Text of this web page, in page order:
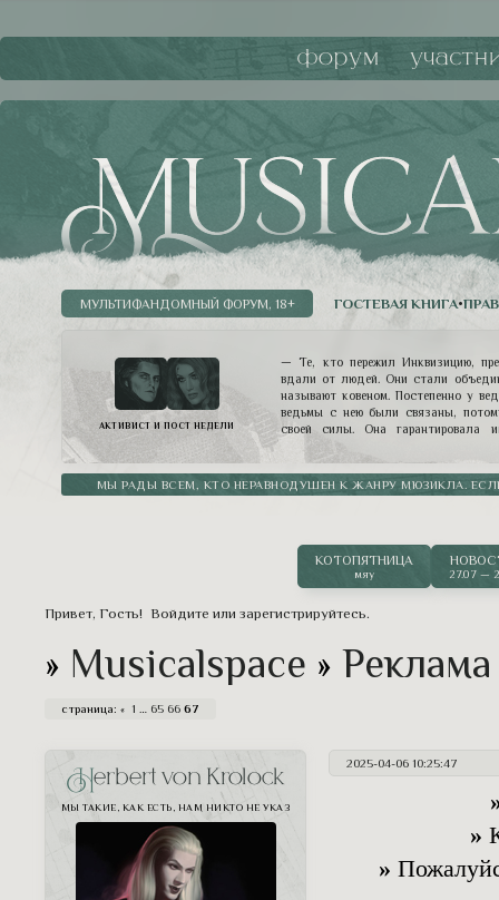
— Те, кто пережил Инквизицию,
вдали от людей. Они стали
называют ковеном. Постепенно у
ведьмы с нею были связаны,
своей силы. Она гарантировала
разумных пределах, конечно. И
власть. Ведьмы ее слушают. Они
такой четкой иерархии снова было
Мессир, действительно,
АКТИВИСТ И ПОСТ НЕДЕЛИ
ГОСТЕВАЯ КНИГА•
МУЛЬТИФАНДОМНЫЙ ФОРУМ, 18+
МЫ РАДЫ ВСЕМ, КТО НЕРАВНОДУШЕН К ЖАНРУ МЮЗИКЛА.
форум
КОТОПЯТНИЦА
мяу 27.07 —
Привет, Гость! Войдите или зарегистрируйтесь.
» Musicalspace » Реклама
страница: « 1 65 66 67
2025-04-06 10:25:47
Herbert von Krolock
МЫ ТАКИЕ, КАК ЕСТЬ, НАМ НИКТО НЕ УКАЗ
»
»